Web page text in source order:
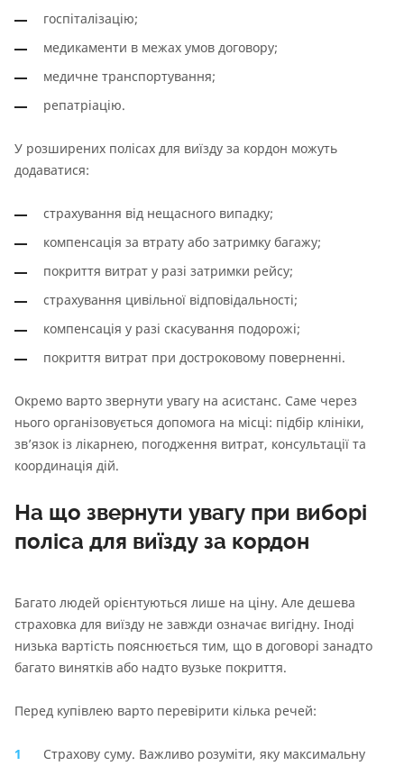
госпіталізацію;
медикаменти в межах умов договору;
медичне транспортування;
репатріацію.
У розширених полісах для виїзду за кордон можуть
додаватися:
страхування від нещасного випадку;
компенсація за втрату або затримку багажу;
покриття витрат у разі затримки рейсу;
страхування цивільної відповідальності;
компенсація у разі скасування подорожі;
покриття витрат при достроковому поверненні.
Окремо варто звернути увагу на асистанс. Саме через
нього організовується допомога на місці: підбір клініки,
зв’язок із лікарнею, погодження витрат, консультації та
координація дій.
На що звернути увагу при виборі
поліса для виїзду за кордон
Багато людей орієнтуються лише на ціну. Але дешева
страховка для виїзду не завжди означає вигідну. Іноді
низька вартість пояснюється тим, що в договорі занадто
багато винятків або надто вузьке покриття.
Перед купівлею варто перевірити кілька речей:
Страхову суму. Важливо розуміти, яку максимальну